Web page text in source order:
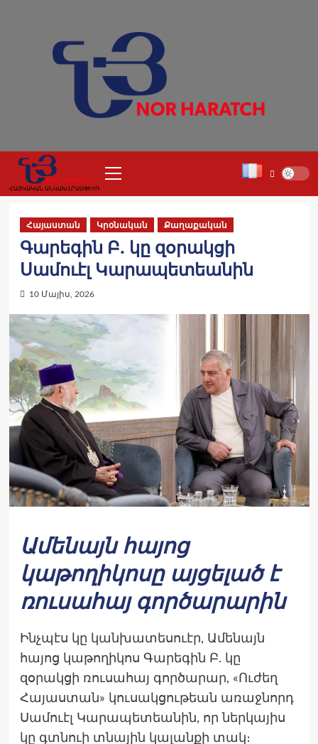
ՀԱՅԿԱԿԱՆ ԱՆԿԱԽ ԼՐԱՍՓԻՒՌ
Menu
Հայաստան Կրօնական Քաղաքական
Գարեգին Բ. կը զօրակցի
Սամուէլ Կարապետեանին
10 Մայիս, 2026
Ամենայն հայոց
կաթողիկոսը այցելած է
ռուսահայ գործարարին
Ինչպէս կը կանխատեսուէր, Ամենայն
հայոց կաթողիկոս Գարեգին Բ. կը
զօրակցի ռուսահայ գործարար, «Ուժեղ
Հայաստան» կուսակցութեան առաջնորդ
Սամուէլ Կարապետեանին, որ ներկայիս
կը գտնուի տնային կալանքի տակ։